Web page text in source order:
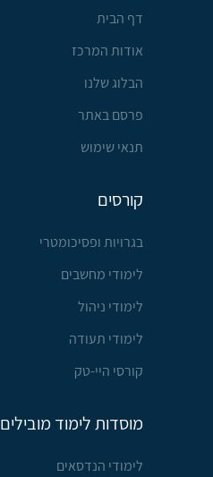
דף הבית
אודות המרכז
הבלוג שלנו
פרסם באתר
תנאי שימוש
קורסים
בגרויות ופסיכומטרי
לימודי מחשבים
לימודי ניהול
לימודי תעודה
קורסי היי-טק
מוסדות לימוד מובילים
לימודי הנדסאים